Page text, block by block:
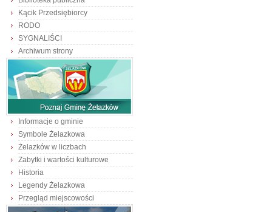
Kącik Przedsiębiorcy
RODO
SYGNALIŚCI
Archiwum strony
Informacje o gminie
Symbole Żelazkowa
Żelazków w liczbach
Zabytki i wartości kulturowe
Historia
Legendy Żelazkowa
Przegląd miejscowości